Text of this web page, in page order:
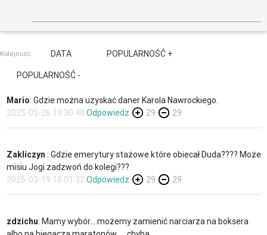
Kolejność: DATA
POPULARNOŚĆ +
POPULARNOŚĆ -
Mario: Gdzie można uzyskać daner Karola Nawrockiego.
2025-05-26 19:30:48 Odpowiedz 29 29
Zakliczyn : Gdzie emerytury stażowe które obiecał Duda???? Może
misiu Jogi zadzwoń do kolegi???
2025-03-19 18:01:32Odpowiedz 29 29
zdzichu: Mamy wybór....możemy zamienić narciarza na boksera